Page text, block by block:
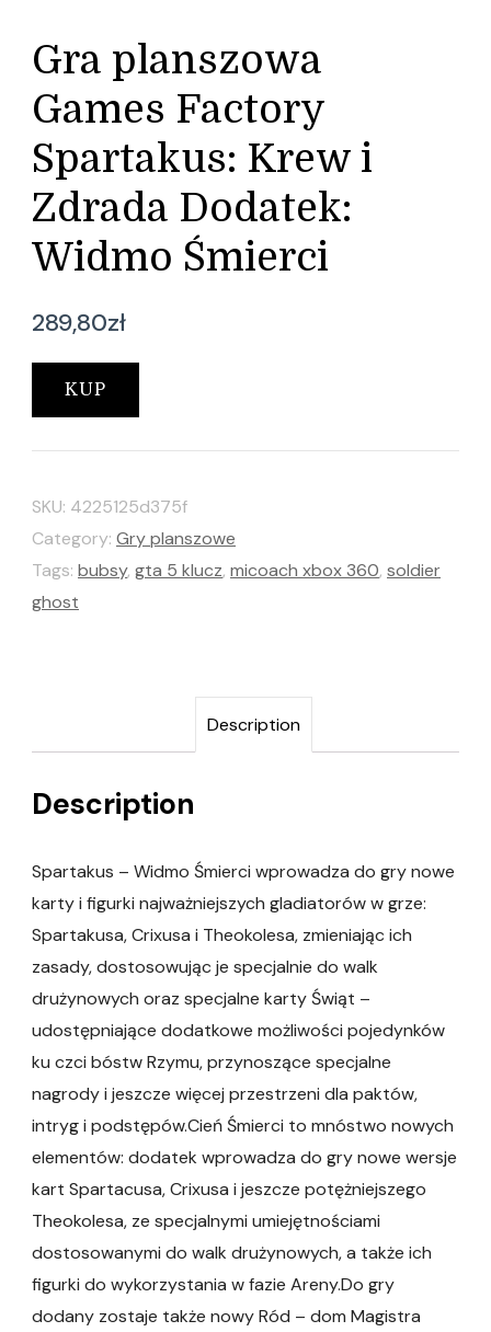
Gra planszowa
Games Factory
Spartakus: Krew i
Zdrada Dodatek:
Widmo Śmierci
289,80zł
KUP
SKU: 4225125d375f
Category: Gry planszowe
Tags: bubsy, gta 5 klucz, micoach xbox 360, soldier
ghost
Description
Description
Spartakus – Widmo Śmierci wprowadza do gry nowe
karty i figurki najważniejszych gladia­torów w grze:
Spartakusa, Crixusa i Theokole­sa, zmieniając ich
zasady, dostosowując je specjalnie do walk
drużynowych oraz specjalne karty Świąt –
udostępniające dodatkowe możli­wości pojedynków
ku czci bóstw Rzymu, przynoszące specjalne
nagrody i jeszcze więcej przestrzeni dla paktów,
intryg i podstępów.Cień Śmierci to mnóstwo nowych
elementów: dodatek wprowadza do gry nowe wersje
kart Spartacusa, Crixusa i jeszcze potężniejszego
Theokolesa, ze specjalnymi umiejętnościami
dostosowanymi do walk drużynowych, a także ich
figurki do wykorzystania w fazie Areny.Do gry
dodany zostaje także nowy Ród – dom Magistra